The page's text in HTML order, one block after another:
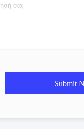
Submit